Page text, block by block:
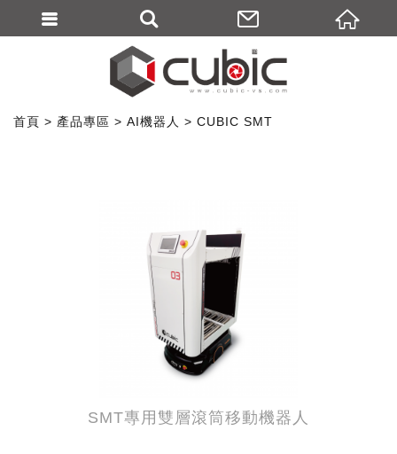
首頁 產品專區 AI機器人 CUBIC SMT
SMT專用雙層滾筒移動機器人